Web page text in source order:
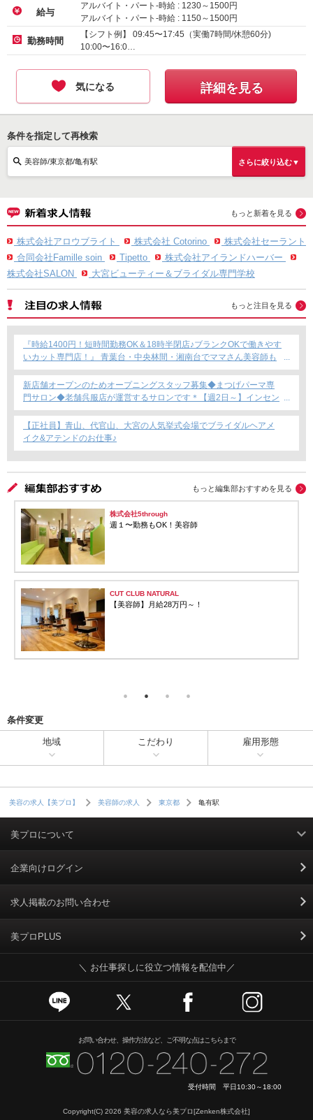
給与
アルバイト・パート-時給 : 1230～ 1500円
アルバイト・パート-時給 : 1150～ 1500円
アルバイト・パート-時給 :1180～1500円
勤務時間
【シフト例】 09:45〜17:45（実働7時間/休憩60分)
10:00〜16:0…
気になる 詳細を見る
条件を指定して再検索
美容師/東京都/亀有駅 さらに絞り込む▼
もっと新着を見る
株式会社アロウブライト 株式会社 Cotorino
株式会社セーラント
合同会社Famille soin
Tipetto
株式会社アイランドハーバー
株式会社SALON
大宮ビューティー＆ブライダル専門学校
もっと注目を見る
『時給1400円！短時間勤務OK＆18時半閉店♪ブランクOKで働きやす
いカット専門店！』 青葉台・中央林間・湘南台でママさん美容師も
安心のサロン募集！
新店舗オープンのためオープニングスタッフ募集◆まつげパーマ専
門サロン◆老舗呉服店が運営するサロンです＊【週2日～】インセン
ティブあり◎
【正社員】青山、代官山、大宮の人気挙式会場でブライダルヘアメ
イク&アテンドのお仕事♪
もっと編集部おすすめを見る
株式会社5through
週１〜勤務もOK！美容師
CUT CLUB NATURAL
【美容師】月給28万円～！
条件変更
地域 こだわり 雇用形態
美容の求人【美プロ】 美容師の求人 東京都 亀有駅
美プロについて
利用規約
掲載規約
個人情報保護ポリシー
個人情報のお取り扱いについて
Cookieポリシー
ニュースリリース
企業向けログイン
求人掲載のお問い合わせ
美プロPLUS
＼ お仕事探しに役立つ情報を配信中／
お問い合わせ、操作方法など、ご不明な点はこちらまで
受付時間 平日10:30～18:00
Copyright(C) 2026 美容の求人なら美プロ[Zenken株式会社]